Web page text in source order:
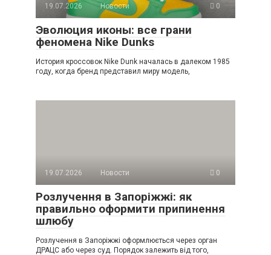
19.07.2026 Новости 0
Эволюция иконы: все грани
феномена Nike Dunks
История кроссовок Nike Dunk началась в далеком 1985
году, когда бренд представил миру модель,
19.07.2026 Новости 0
Розлучення в Запоріжжі: як
правильно оформити припинення
шлюбу
Розлучення в Запоріжжі оформлюється через орган
ДРАЦС або через суд. Порядок залежить від того,